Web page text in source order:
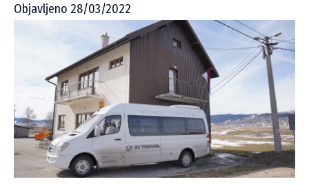
Objavljeno 28/03/2022